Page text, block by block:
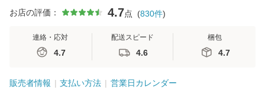
お店の評価： 4.7点 (830件)
連絡・応対
4.7
配送スピード
4.6
梱包
4.7
販売者情報 支払い方法 営業日カレンダー